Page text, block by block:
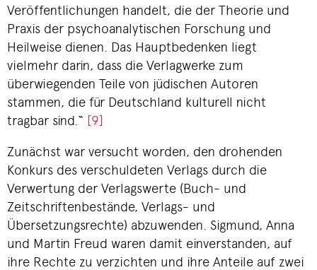
Veröffentlichungen handelt, die der Theorie und
Praxis der psychoanalytischen Forschung und
Heilweise dienen. Das Hauptbedenken liegt
vielmehr darin, dass die Verlagwerke zum
überwiegenden Teile von jüdischen Autoren
stammen, die für Deutschland kulturell nicht
tragbar sind.“ [9]
Zunächst war versucht worden, den drohenden
Konkurs des verschuldeten Verlags durch die
Verwertung der Verlagswerte (Buch- und
Zeitschriftenbestände, Verlags- und
Übersetzungsrechte) abzuwenden. Sigmund, Anna
und Martin Freud waren damit einverstanden, auf
ihre Rechte zu verzichten und ihre Anteile auf zwei